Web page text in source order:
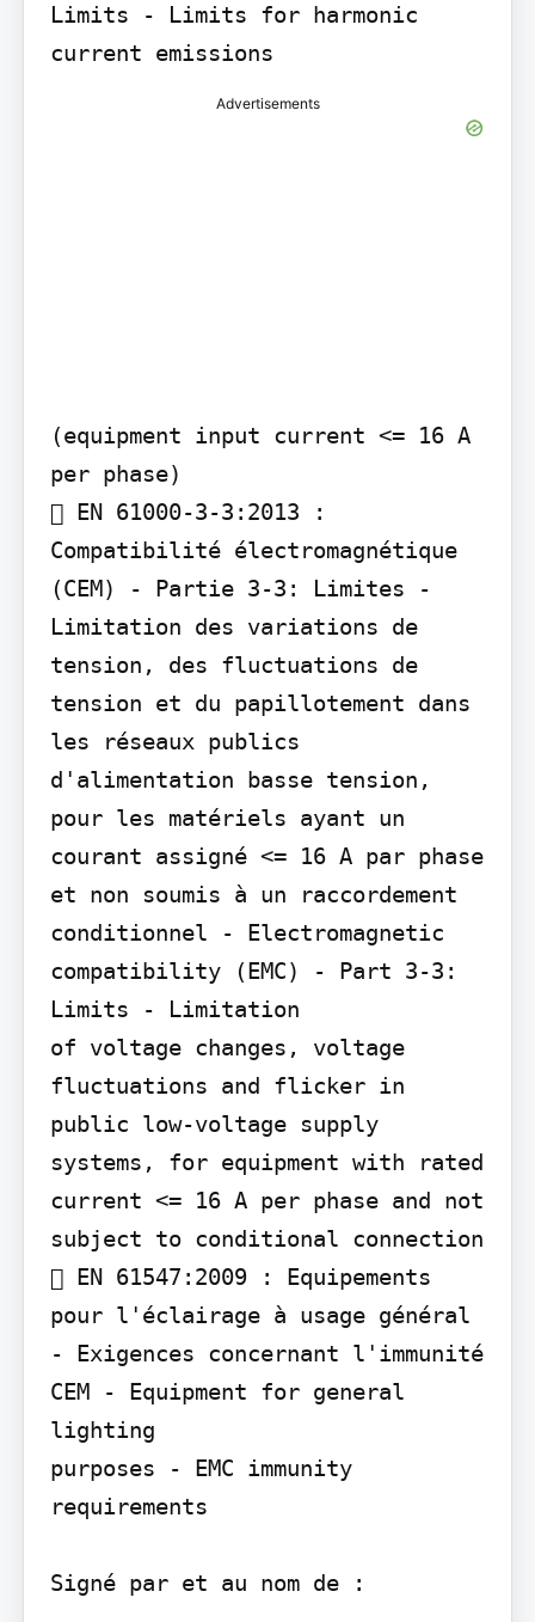
Limits - Limits for harmonic
current emissions
Advertisements
(equipment input current <= 16 A
per phase)
 EN 61000-3-3:2013 :
Compatibilité électromagnétique
(CEM) - Partie 3-3: Limites -
Limitation des variations de
tension, des fluctuations de
tension et du papillotement dans
les réseaux publics
d'alimentation basse tension,
pour les matériels ayant un
courant assigné <= 16 A par phase
et non soumis à un raccordement
conditionnel - Electromagnetic
compatibility (EMC) - Part 3-3:
Limits - Limitation
of voltage changes, voltage
fluctuations and flicker in
public low-voltage supply
systems, for equipment with rated
current <= 16 A per phase and not
subject to conditional connection
 EN 61547:2009 : Equipements
pour l'éclairage à usage général
- Exigences concernant l'immunité
CEM - Equipment for general
lighting
purposes - EMC immunity
requirements
Signé par et au nom de :